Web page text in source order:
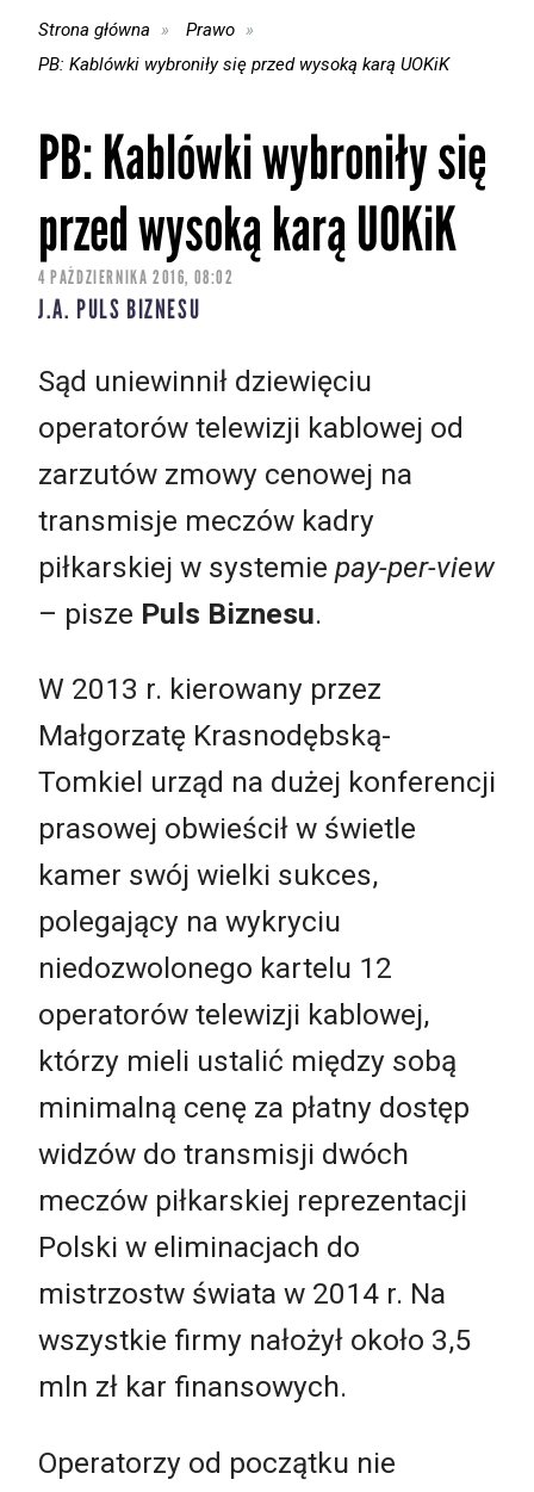
Strona główna
Prawo
PB: Kablówki wybroniły się przed wysoką karą UOKiK
PB: Kablówki wybroniły się
przed wysoką karą UOKiK
4 PAŹDZIERNIKA 2016, 08:02
J.A. PULS BIZNESU
Sąd uniewinnił dziewięciu
operatorów telewizji kablowej od
zarzutów zmowy cenowej na
transmisje meczów kadry
piłkarskiej w systemie pay-per-view
– pisze Puls Biznesu.
W 2013 r. kierowany przez
Małgorzatę Krasnodębską-
Tomkiel urząd na dużej konferencji
prasowej obwieścił w świetle
kamer swój wielki sukces,
polegający na wykryciu
niedozwolonego kartelu 12
operatorów telewizji kablowej,
którzy mieli ustalić między sobą
minimalną cenę za płatny dostęp
widzów do transmisji dwóch
meczów piłkarskiej reprezentacji
Polski w eliminacjach do
mistrzostw świata w 2014 r. Na
wszystkie firmy nałożył około 3,5
mln zł kar finansowych.
Operatorzy od początku nie